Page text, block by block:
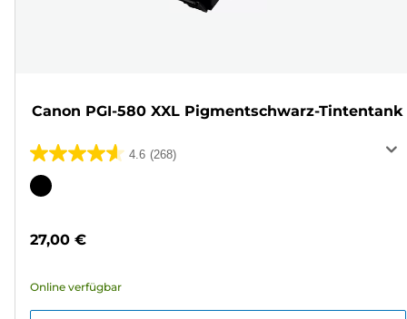
Canon PGI-580 XXL Pigmentschwarz-Tintentank
4.6 (268)
4.6
von
268
Farbpatrone
27,00 €
Online verfügbar